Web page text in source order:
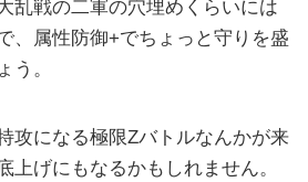
乱戦の二軍の穴埋めくらいには
、属性防御+でちょっと守りを盛
う。
攻になる極限Zバトルなんかが来
上げにもなるかもしれません。